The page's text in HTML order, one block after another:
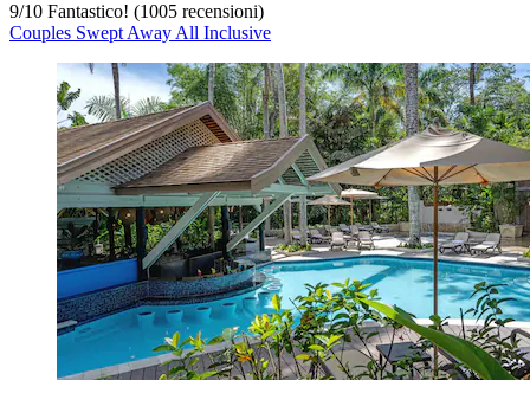
9/10 Fantastico! (1005 recensioni)
Couples Swept Away All Inclusive